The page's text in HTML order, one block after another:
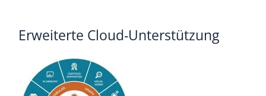
Erweiterte Cloud-Unterstützung